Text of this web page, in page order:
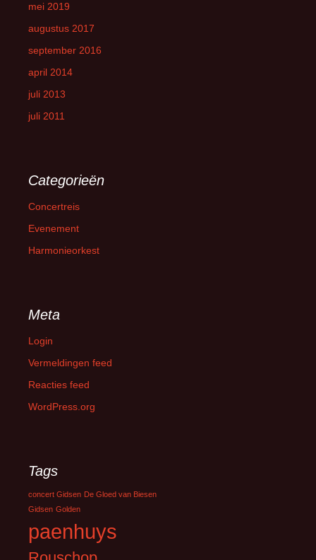
mei 2019
augustus 2017
september 2016
april 2014
juli 2013
juli 2011
Categorieën
Concertreis
Evenement
Harmonieorkest
Meta
Login
Vermeldingen feed
Reacties feed
WordPress.org
Tags
concert Gidsen De Gloed van Biesen
Gidsen Golden
paenhuys